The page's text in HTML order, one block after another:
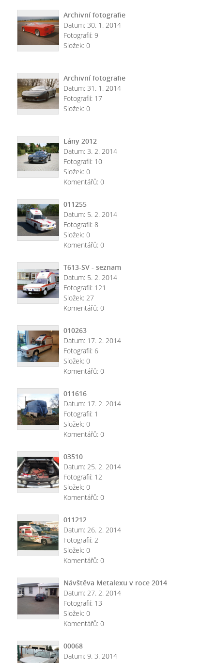
Archivní fotografie
Datum: 30. 1. 2014
Fotografií: 9
Složek: 0
Archivní fotografie
Datum: 31. 1. 2014
Fotografií: 17
Složek: 0
Lány 2012
Datum: 3. 2. 2014
Fotografií: 10
Složek: 0
Komentářů: 0
011255
Datum: 5. 2. 2014
Fotografií: 8
Složek: 0
Komentářů: 0
T613-SV - seznam
Datum: 5. 2. 2014
Fotografií: 121
Složek: 27
Komentářů: 0
010263
Datum: 17. 2. 2014
Fotografií: 6
Složek: 0
Komentářů: 0
011616
Datum: 17. 2. 2014
Fotografií: 1
Složek: 0
Komentářů: 0
03510
Datum: 25. 2. 2014
Fotografií: 12
Složek: 0
Komentářů: 0
011212
Datum: 26. 2. 2014
Fotografií: 2
Složek: 0
Komentářů: 0
Návštěva Metalexu v roce 2014
Datum: 27. 2. 2014
Fotografií: 13
Složek: 0
Komentářů: 0
00068
Datum: 9. 3. 2014